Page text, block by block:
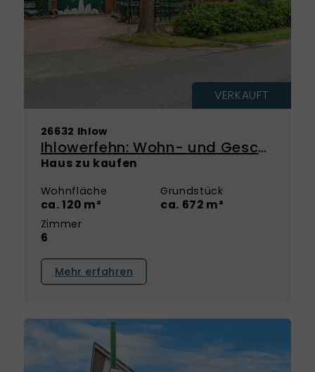
VERKAUFT
26632 Ihlow
Ihlowerfehn: Wohn- und Geschäftshaus mit Entwicklungspotenzial!
Haus zu kaufen
Wohnfläche
ca. 120 m²
Grundstück
ca. 672 m²
Zimmer
6
Mehr erfahren